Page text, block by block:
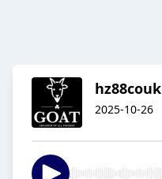
hz88couk
2025-10-26